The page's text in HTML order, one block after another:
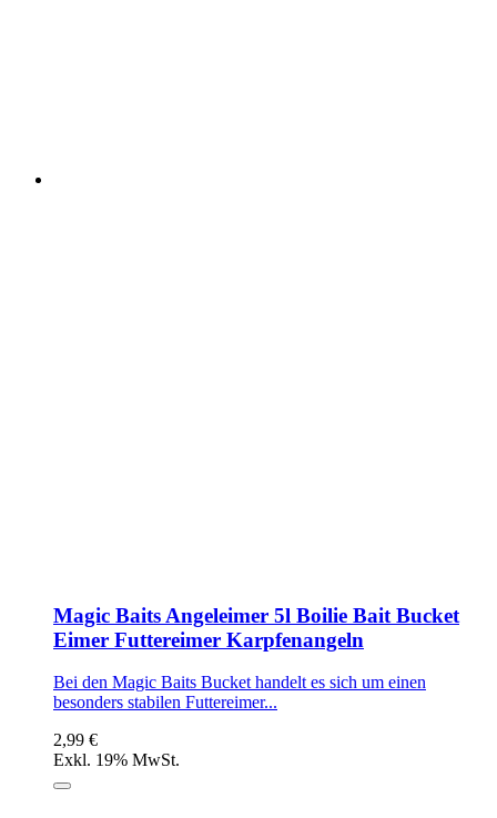
Magic Baits Angeleimer 5l Boilie Bait Bucket
Eimer Futtereimer Karpfenangeln
Bei den Magic Baits Bucket handelt es sich um einen
besonders stabilen Futtereimer...
2,99 €
Exkl. 19% MwSt.